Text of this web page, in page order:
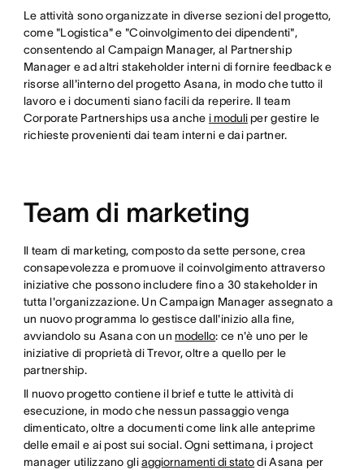
Le attività sono organizzate in diverse sezioni del progetto,
come "Logistica" e "Coinvolgimento dei dipendenti",
consentendo al Campaign Manager, al Partnership
Manager e ad altri stakeholder interni di fornire feedback e
risorse all'interno del progetto Asana, in modo che tutto il
lavoro e i documenti siano facili da reperire. Il team
Corporate Partnerships usa anche i moduliper gestire le
richieste provenienti dai team interni e dai partner.
Team di marketing
Il team di marketing, composto da sette persone, crea
consapevolezza e promuove il coinvolgimento attraverso
iniziative che possono includere fino a 30 stakeholder in
tutta l'organizzazione. Un Campaign Manager assegnato a
un nuovo programma lo gestisce dall'inizio alla fine,
avviandolo su Asana con unmodello: ce n'è uno per le
iniziative di proprietà di Trevor, oltre a quello per le
partnership.
Il nuovo progetto contiene il brief e tutte le attività di
esecuzione, in modo che nessun passaggio venga
dimenticato, oltre a documenti come link alle anteprime
delle email e ai post sui social. Ogni settimana, i project
manager utilizzano gliaggiornamenti di statodi Asana per